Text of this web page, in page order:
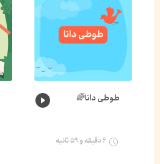
طوطی دانا🌈
۶ دقیقه و ۵۹ ثانیه